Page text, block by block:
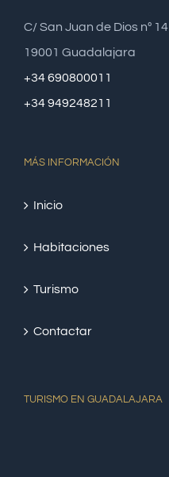
C/ San Juan de Dios nº 14
19001 Guadalajara
+34 690800011
+34 949248211
MÁS INFORMACIÓN
Inicio
Habitaciones
Turismo
Contactar
TURISMO EN GUADALAJARA